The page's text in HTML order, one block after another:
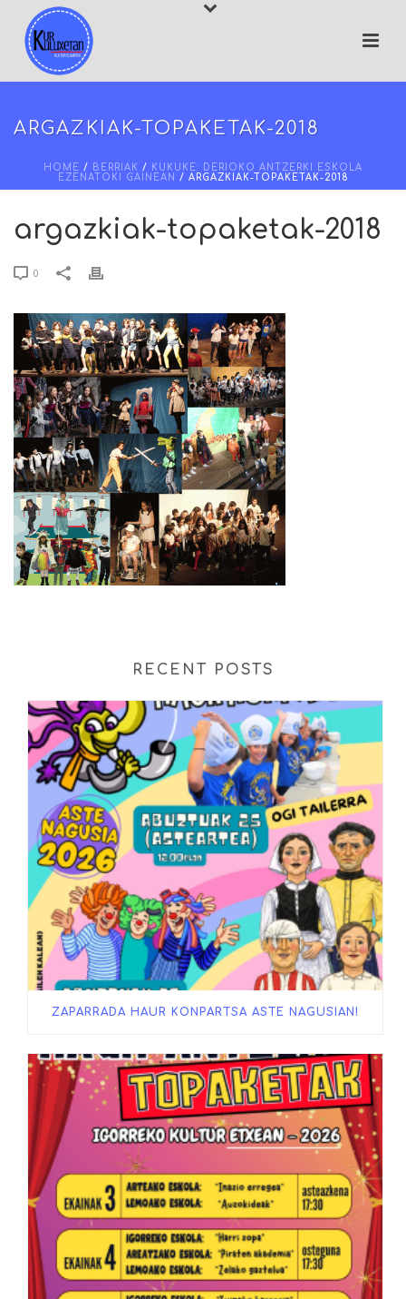
ARGAZKIAK-TOPAKETAK-2018
HOME / BERRIAK /
KUKUKE: DERIOKO ANTZERKI ESKOLA
EZENATOKI GAINEAN
/ ARGAZKIAK-TOPAKETAK-2018
argazkiak-topaketak-2018
0
RECENT POSTS
ZAPARRADA HAUR KONPARTSA ASTE NAGUSIAN!